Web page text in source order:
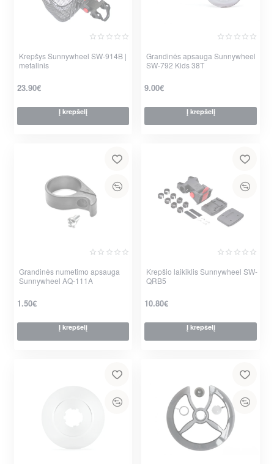
Krepšys Sunnywheel SW-914B |
metalinis
23.90€
Į krepšelį
Grandinės apsauga Sunnywheel
SW-792 Kids 38T
9.00€
Į krepšelį
Grandinės numetimo apsauga
Sunnywheel AQ-111A
1.50€
Į krepšelį
Krepšio laikiklis Sunnywheel SW-
QRB5
10.80€
Į krepšelį